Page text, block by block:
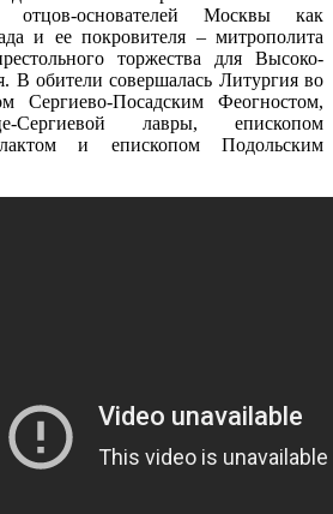
основателей Москвы как
и ее покровителя – митрополита
торжества для Высоко-
В обители совершалась Литургия во
Сергиево-Посадским Феогностом,
Сергиевой лавры, епископом
и епископом Подольским